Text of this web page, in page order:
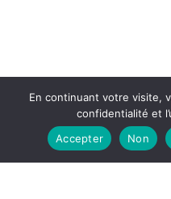
En continuant votre visite,
confidentialité et
Accepter
Non